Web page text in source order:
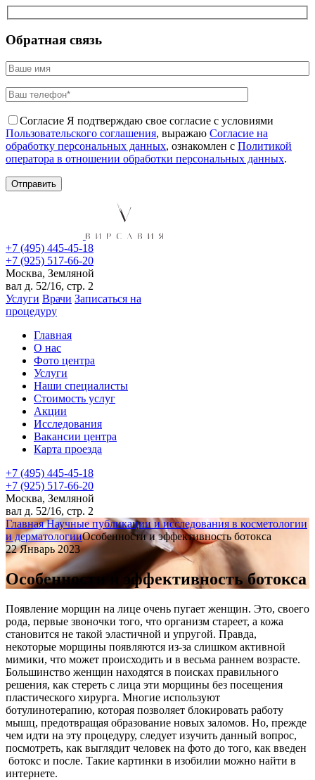
Обратная связь
Согласие Я подтверждаю свое согласие с условиями
Пользовательского соглашения, выражаю Согласие на
обработку персональных данных, ознакомлен с Политикой
оператора в отношении обработки персональных данных.
+7 (495) 445-45-18
+7 (925) 517-66-20
Москва, Земляной
вал д. 52/16, стр. 2
Услуги Врачи Записаться на
процедуру
Главная
О нас
Фото центра
Услуги
Наши специалисты
Стоимость услуг
Акции
Исследования
Вакансии центра
Карта проезда
+7 (495) 445-45-18
+7 (925) 517-66-20
Москва, Земляной
вал д. 52/16, стр. 2
ГлавнаяНаучные публикации и исследования в косметологии
и дерматологииОсобенности и эффективность ботокса
22 Январь 2023
Особенности и эффективность ботокса
Появление морщин на лице очень пугает женщин. Это, своего
рода, первые звоночки того, что организм стареет, а кожа
становится не такой эластичной и упругой. Правда,
некоторые морщины появляются из-за слишком активной
мимики, что может происходить и в весьма раннем возрасте.
Большинство женщин находятся в поисках правильного
решения, как стереть с лица эти морщины без посещения
пластического хирурга. Многие используют
ботулинотерапию, которая позволяет блокировать работу
мышц, предотвращая образование новых заломов. Но, прежде
чем идти на эту процедуру, следует изучить данный вопрос,
посмотреть, как выглядит человек на фото до того, как введен
ботокс и после. Такие картинки в изобилии можно найти в
интернете.